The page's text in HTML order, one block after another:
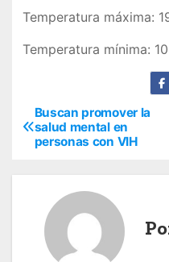
Temperatura máxima:
Temperatura mínima:
NBuscan promover la
salud mental en
personas con VIH